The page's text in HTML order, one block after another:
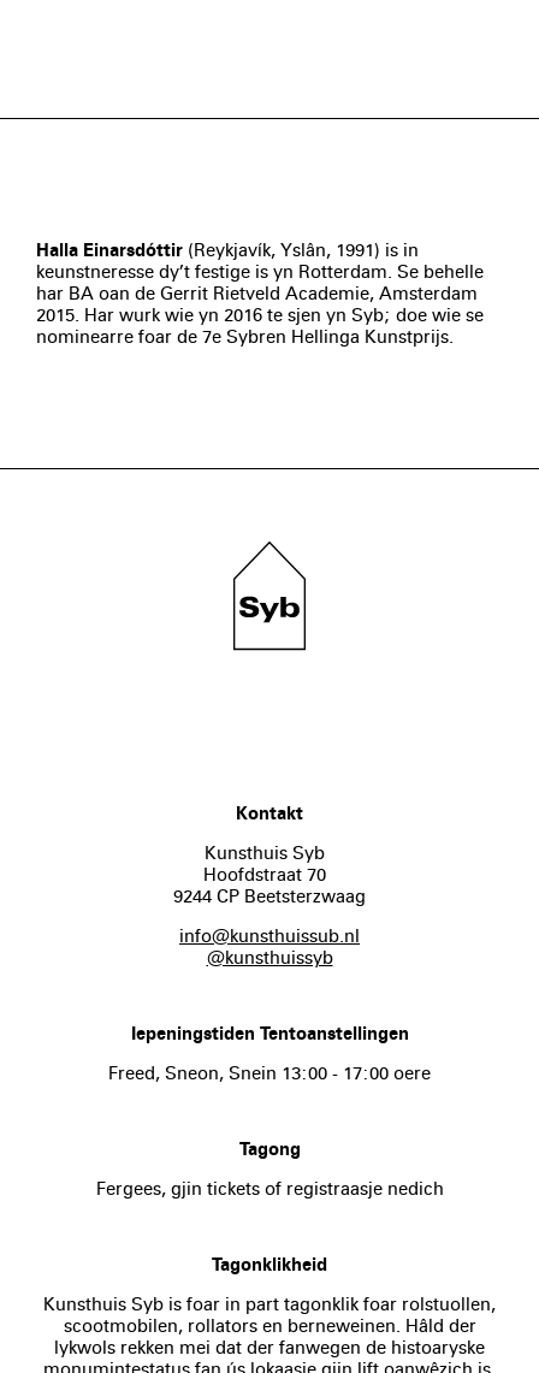
Halla Einarsdóttir (Reykjavík, Yslân, 1991) is in
keunstneresse dy’t festige is yn Rotterdam. Se behelle
har BA oan de Gerrit Rietveld Academie, Amsterdam
2015. Har wurk wie yn 2016 te sjen yn Syb; doe wie se
nominearre foar de 7e Sybren Hellinga Kunstprijs.
Kontakt
Kunsthuis Syb
Hoofdstraat 70
9244 CP Beetsterzwaag
info@kunsthuissub.nl
@kunsthuissyb
Iepeningstiden Tentoanstellingen
Freed, Sneon, Snein 13:00 - 17:00 oere
Tagong
Fergees, gjin tickets of registraasje nedich
Tagonklikheid
Kunsthuis Syb is foar in part tagonklik foar rolstuollen,
scootmobilen, rollators en berneweinen. Hâld der
lykwols rekken mei dat der fanwegen de histoaryske